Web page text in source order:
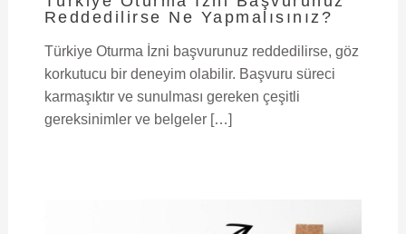
Reddedilirse Ne Yapmalısınız?
Türkiye Oturma İzni başvurunuz reddedilirse, göz
korkutucu bir deneyim olabilir. Başvuru süreci
karmaşıktır ve sunulması gereken çeşitli
gereksinimler ve belgeler […]